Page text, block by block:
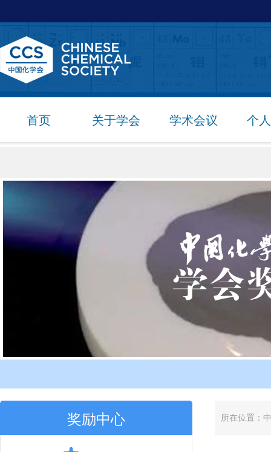
首页 关于学会 学术会议 个
奖励中心 所在位置：